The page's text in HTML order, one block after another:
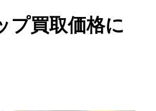
プ買取価格に